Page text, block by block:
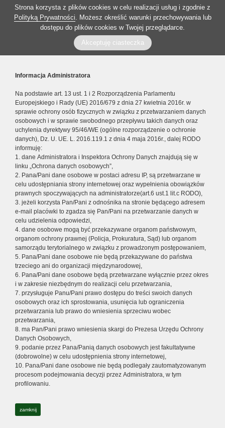
Strona korzysta z plików cookies w celu realizacji usług i zgodnie z
Polityką Prywatności. Możesz określić warunki przechowywania lub
dostępu do plików cookies w Twojej przeglądarce.
Akceptuję ciasteczka
Informacja Administratora
Na podstawie art. 13 ust. 1 i 2 Rozporządzenia Parlamentu
Europejskiego i Rady (UE) 2016/679 z dnia 27 kwietnia 2016r. w
sprawie ochrony osób fizycznych w związku z przetwarzaniem danych
osobowych i w sprawie swobodnego przepływu takich danych oraz
uchylenia dyrektywy 95/46/WE (ogólne rozporządzenie o ochronie
danych), Dz. U. UE. L. 2016.119.1 z dnia 4 maja 2016r., dalej RODO
informuję:
1. dane Administratora i Inspektora Ochrony Danych znajdują się w
linku „Ochrona danych osobowych”,
2. Pana/Pani dane osobowe w postaci adresu IP, są przetwarzane w
celu udostępniania strony internetowej oraz wypełnienia obowiązków
prawnych spoczywających na administratorze(art.6 ust.1 lit.c RODO),
3. jeżeli korzysta Pan/Pani z odnośnika na stronie będącego adresem
e-mail placówki to zgadza się Pan/Pani na przetwarzanie danych w
celu udzielenia odpowiedzi,
4. dane osobowe mogą być przekazywane organom państwowym,
organom ochrony prawnej (Policja, Prokuratura, Sąd) lub organom
samorządu terytorialnego w związku z prowadzonym postępowaniem,
5. Pana/Pani dane osobowe nie będą przekazywane do państwa
trzeciego ani do organizacji międzynarodowej,
6. Pana/Pani dane osobowe będą przetwarzane wyłącznie przez okres
i w zakresie niezbędnym do realizacji celu przetwarzania,
7. przysługuje Panu/Pani prawo dostępu do treści swoich danych
osobowych oraz ich sprostowania, usunięcia lub ograniczenia
przetwarzania lub prawo do wniesienia sprzeciwu wobec
przetwarzania,
8. ma Pan/Pani prawo wniesienia skargi do Prezesa Urzędu Ochrony
Danych Osobowych,
9. podanie przez Pana/Panią danych osobowych jest fakultatywne
(dobrowolne) w celu udostępnienia strony internetowej,
10. Pana/Pani dane osobowe nie będą podlegały zautomatyzowanym
procesom podejmowania decyzji przez Administratora, w tym
profilowaniu.
zamknij